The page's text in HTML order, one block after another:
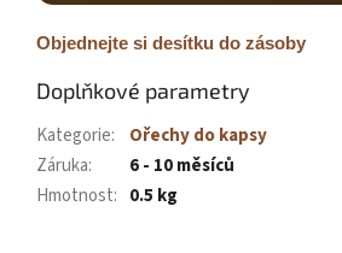
Objednejte si desítku do zásoby
Doplňkové parametry
Kategorie:
Ořechy do kapsy
Záruka:
6 - 10 měsíců
Hmotnost: 0.5 kg